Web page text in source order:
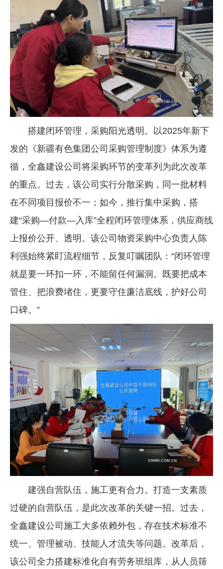
搭建闭环管理，采购阳光透明。以2025年新下
发的《新疆有色集团公司采购管理制度》体系为遵
循，全鑫建设公司将采购环节的变革列为此次改革
的重点。过去，该公司实行分散采购，同一批材料
在不同项目报价不一；如今，推行集中采购，搭
建“采购—付款—入库”全程闭环管理体系，供应商线
上报价公开、透明。该公司物资采购中心负责人陈
利强始终紧盯流程细节，反复叮嘱团队：“闭环管理
就是要一环扣一环，不能留任何漏洞。既要把成本
管住、把浪费堵住，更要守住廉洁底线，护好公司
口碑。”
建强自营队伍，施工更有合力。打造一支素质
过硬的自营队伍，是此次改革的关键一招。过去，
全鑫建设公司施工大多依赖外包，存在技术标准不
统一、管理被动、技能人才流失等问题。改革后，
该公司全力搭建标准化自有劳务班组库，从人员筛